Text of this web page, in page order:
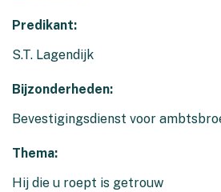
Predikant:
S.T. Lagendijk
Bijzonderheden:
Bevestigingsdienst voor
Thema:
Hij die u roept is getrouw